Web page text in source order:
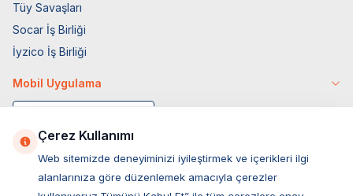
Tüy Savaşları
Socar İş Birliği
İyzico İş Birliği
Mobil Uygulama
Çerez Kullanımı
Web sitemizde deneyiminizi iyileştirmek ve içerikleri ilgi
alanlarınıza göre düzenlemek amacıyla çerezler